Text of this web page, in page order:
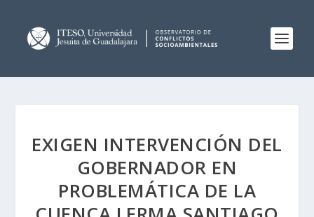
EXIGEN INTERVENCIÓN DEL
GOBERNADOR EN
PROBLEMÁTICA DE LA